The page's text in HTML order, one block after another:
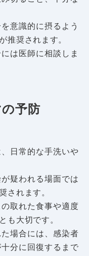
意識的に摂るよう
推奨されます。
は医師に相談しま
予防
日常的な手洗いや
疑われる場面では
されます。
取れた食事や適度
も大切です。
場合には、感染者
分に回復するまで